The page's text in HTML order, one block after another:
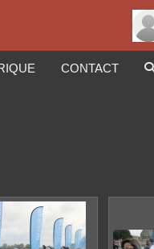
CONTACT